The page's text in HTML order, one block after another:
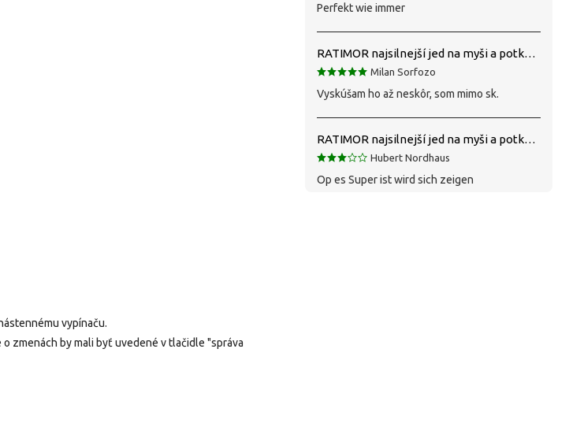
Perfekt wie immer
RATIMOR najsilnejší jed na myši a potkany
Milan Sorfozo
Vyskúšam ho až neskôr, som mimo sk.
RATIMOR najsilnejší jed na myši a potkany
Hubert Nordhaus
Op es Super ist wird sich zeigen
vypínaču.
zmenách by mali byť uvedené v tlačidle "správa